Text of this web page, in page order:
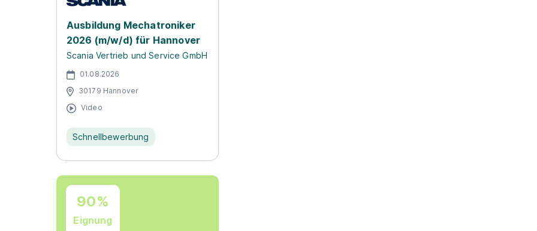
Ausbildung Mechatroniker
2026 (m/w/d) für Hannover
Scania Vertrieb und Service GmbH
01.08.2026
30179 Hannover
Video
Schnellbewerbung
90%
Eignung